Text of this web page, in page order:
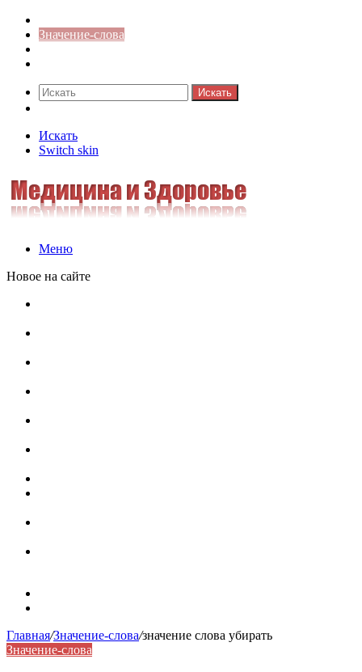
Значение-слова
Искать
Искать
Switch skin
Меню
Новое на сайте
Главная/Значение-слова/значение слова убирать
Значение-слова